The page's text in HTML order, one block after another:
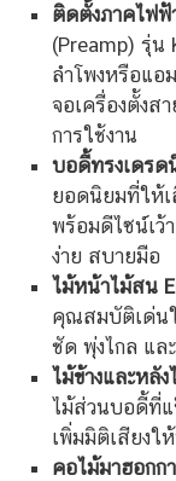
ติดตั้งภาคไฟฟ้
(Preamp) รุ่
ลำโพงหรือแอ
จอเครื่องตั้งส
การใช้งาน
บอดี้ทรงเดรด
ยอดนิยมที่ให้เ
พร้อมดีไซน์เว้
ง่าย สบายมือ
ไม้หน้าไม้สน
คุณสมบัติเด่น
ชัด พุ่งไกล แล
ไม้ข้างและหลั
ไม้ส่วนบอดี้ที่แ
เพิ่มมิติเสียงใ
คอไม้มาฮอกก